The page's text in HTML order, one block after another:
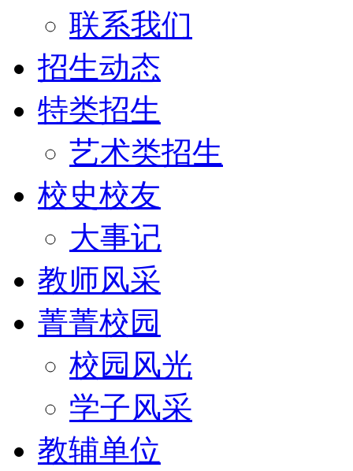
联系我们
招生动态
特类招生
艺术类招生
校史校友
大事记
教师风采
菁菁校园
校园风光
学子风采
教辅单位